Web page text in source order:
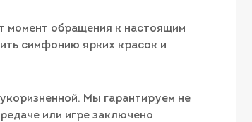
момент обращения к настоящим
симфонию ярких красок и
Мы гарантируем не
или игре заключено